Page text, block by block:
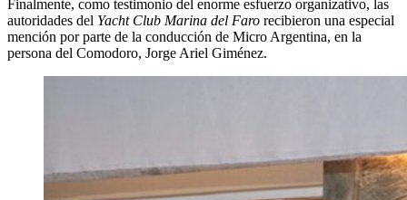
Finalmente, como testimonio del enorme esfuerzo organizativo, las
autoridades del Yacht Club Marina del Faro recibieron una especial
mención por parte de la conducción de Micro Argentina, en la
persona del Comodoro, Jorge Ariel Giménez.